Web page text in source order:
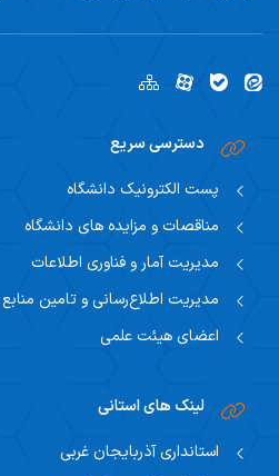
دسترسی سریع
پست الکترونیک دانشگاه
مناقصات و مزایده های دانشگاه
مدیریت آمار و فناوری اطلاعات
مدیریت اطلاع‌رسانی و تامین
اعضای هیئت علمی
لینک های استانی
استانداری آذربایجان غربی